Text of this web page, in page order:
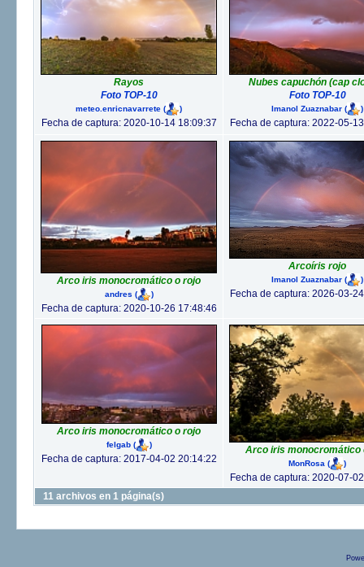
Rayos
Foto TOP-10
meteo.enricnavarrete ( )
Fecha de captura: 2020-10-14 18:09:37
Nubes capuchón (cap
Foto TOP-10
Imanol Zuaznabar ( )
Fecha de captura: 2022-05-
Arco iris monocromático o rojo
andres ( )
Fecha de captura: 2020-10-26 17:48:46
Arcoíris rojo
Imanol Zuaznabar ( )
Fecha de captura: 2026-03-
Arco iris monocromático o rojo
felgab( )
Fecha de captura: 2017-04-02 20:14:22
Arco iris monocromático
MonRosa ( )
Fecha de captura: 2020-07-
11 archivos en 1 página(s)